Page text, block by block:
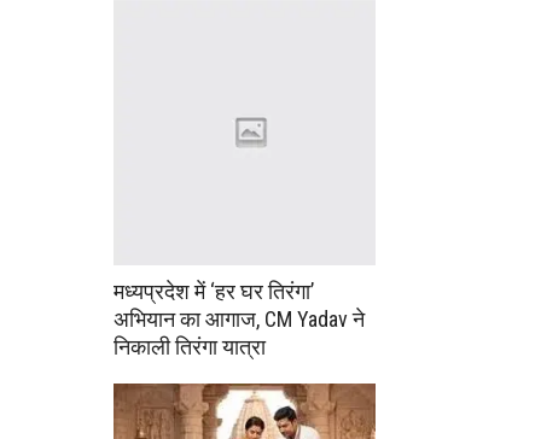
मध्यप्रदेश में ‘हर घर तिरंगा’
अभियान का आगाज, CM Yadav ने
निकाली तिरंगा यात्रा